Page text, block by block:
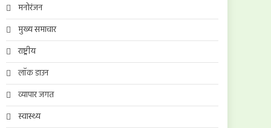
मनोरंजन
मुख्य समाचार
राष्ट्रीय
लॉक डाउन
व्यापार जगत
स्वास्थ्य